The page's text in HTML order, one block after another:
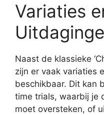
Variaties
Naast de klassieke
zijn er vaak variaties
beschikbaar. Dit kan
time trials, waarbij je
moet oversteken, of